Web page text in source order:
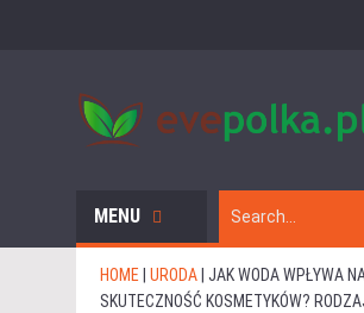
MENU
HOME | URODA| JAK WODA WPŁYWA
SKUTECZNOŚĆ KOSMETYKÓW?